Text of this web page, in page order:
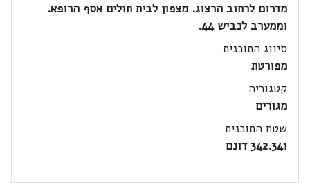
מדרום לרחוב הרצוג. מצפון לבית חולים אסף הרופא.
וממערב לכביש 44.
סיווג התוכנית
מפורטת
קטגוריה
מגורים
שטח התוכנית
342.341 דונם